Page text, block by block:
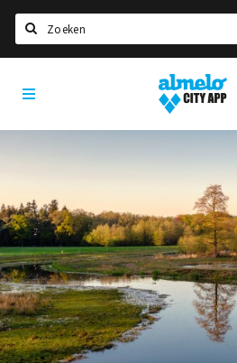
Home
Agenda
Vacatures
Eten
Drinken
Slapen
Recreatief
Almelo
City